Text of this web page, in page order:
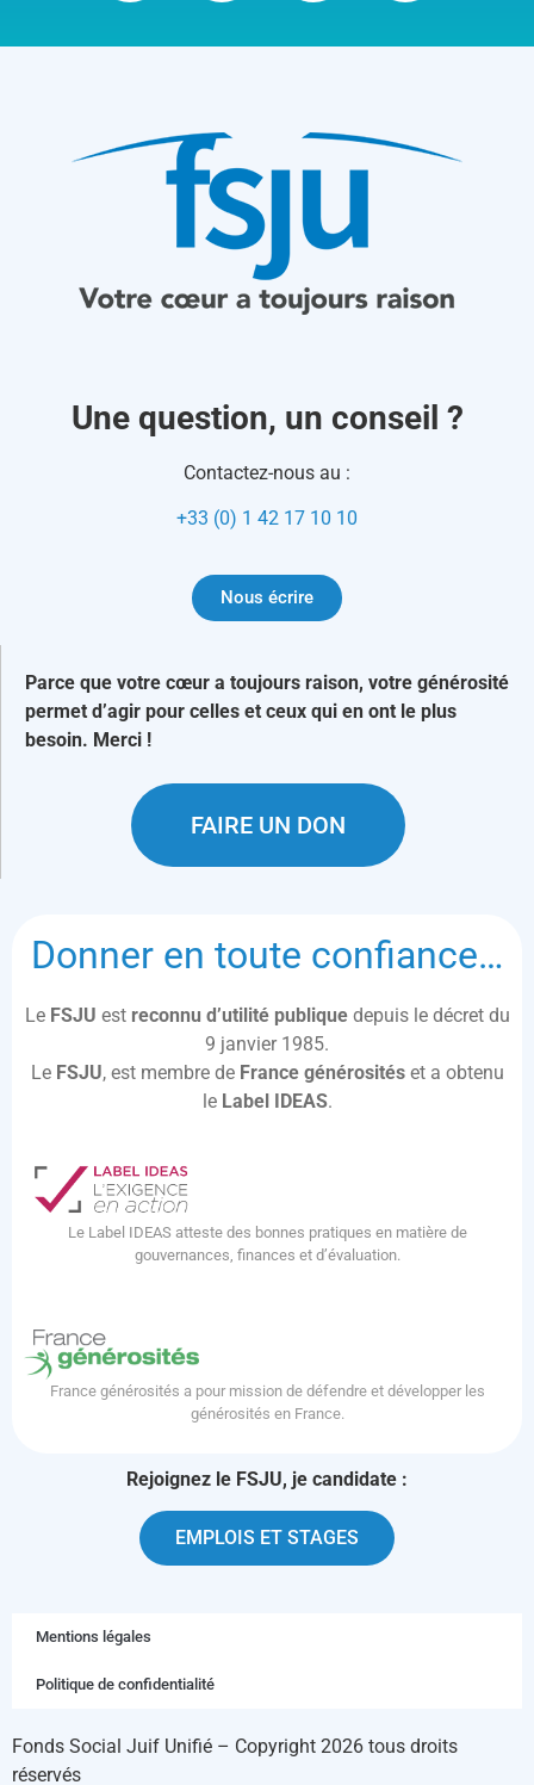
Une question, un conseil ?
Contactez-nous au :
+33 (0) 1 42 17 10 10
Nous écrire
Parce que votre cœur a toujours raison, votre générosité
permet d’agir pour celles et ceux qui en ont le plus
besoin. Merci !
FAIRE UN DON
Donner en toute confiance…
Le FSJU est reconnu d’utilité publique depuis le décret du
9 janvier 1985.
Le FSJU, est membre de France générositéset a obtenu
le Label IDEAS.
Le Label IDEAS atteste des bonnes pratiques en matière de
gouvernances, finances et d’évaluation.
France générosités a pour mission de défendre et développer les
générosités en France.
Rejoignez le FSJU, je candidate :
EMPLOIS ET STAGES
Mentions légales
Politique de confidentialité
Fonds Social Juif Unifié – Copyright 2026 tous droits
réservés